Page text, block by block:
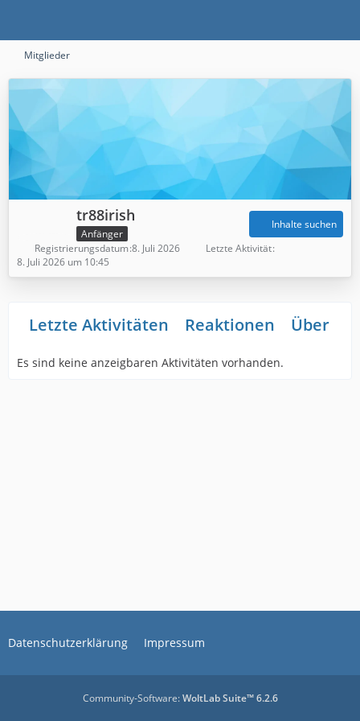
Mitglieder
tr88irish
Anfänger
Inhalte suchen
Registrierungsdatum 8. Juli 2026
Letzte Aktivität
8. Juli 2026 um 10:45
Letzte Aktivitäten Reaktionen Über
Es sind keine anzeigbaren Aktivitäten vorhanden.
Datenschutzerklärung Impressum
Community-Software:WoltLab Suite™ 6.2.6